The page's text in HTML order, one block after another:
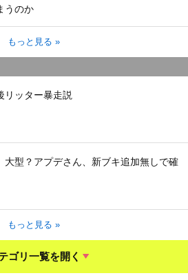
うのか
もっと見る »
リッター暴走説
大型？アプデさん、新ブキ追加無しで確
もっと見る »
ゴリ一覧を開く